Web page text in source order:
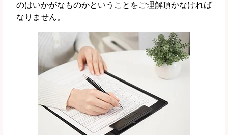
のはいかがなものかということをご理解頂かなければ
なりません。